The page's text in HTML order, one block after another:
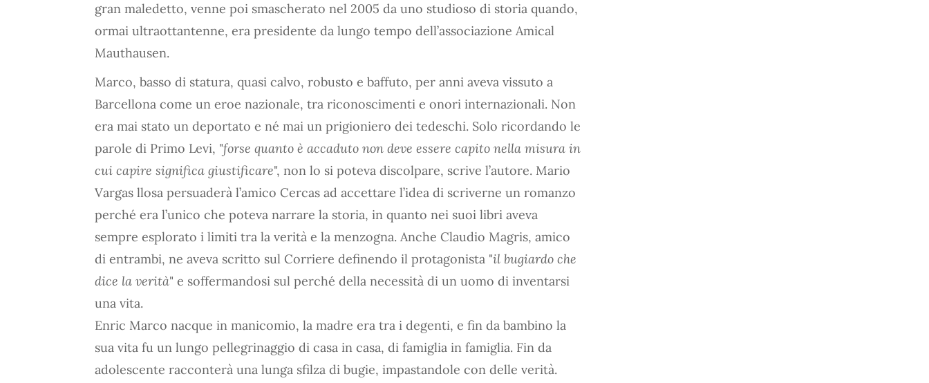
gran maledetto, venne poi smascherato nel 2005 da uno studioso di storia quando,
ormai ultraottantenne, era presidente da lungo tempo dell’associazione Amical
Mauthausen.
Marco, basso di statura, quasi calvo, robusto e baffuto, per anni aveva vissuto a
Barcellona come un eroe nazionale, tra riconoscimenti e onori internazionali. Non
era mai stato un deportato e né mai un prigioniero dei tedeschi. Solo ricordando le
parole di Primo Levi, "forse quanto è accaduto non deve essere capito nella misura in
cui capire significa giustificare", non lo si poteva discolpare, scrive l’autore. Mario
Vargas llosa persuaderà l’amico Cercas ad accettare l’idea di scriverne un romanzo
perché era l’unico che poteva narrare la storia, in quanto nei suoi libri aveva
sempre esplorato i limiti tra la verità e la menzogna. Anche Claudio Magris, amico
di entrambi, ne aveva scritto sul Corriere definendo il protagonista "il bugiardo che
dice la verità" e soffermandosi sul perché della necessità di un uomo di inventarsi
una vita.
Enric Marco nacque in manicomio, la madre era tra i degenti, e fin da bambino la
sua vita fu un lungo pellegrinaggio di casa in casa, di famiglia in famiglia. Fin da
adolescente racconterà una lunga sfilza di bugie, impastandole con delle verità.